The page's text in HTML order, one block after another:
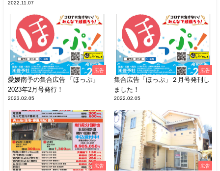
2022.11.07
広告
愛媛南予の集合広告 「ほっぷ」
2023年2月号発行！
2023.02.05
広告
集合広告「ほっぷ」２月号発刊し
ました！
2022.02.05
広告 広告